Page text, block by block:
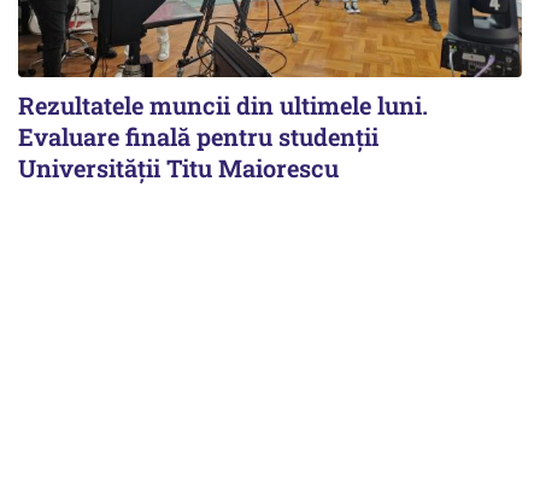
Rezultatele muncii din ultimele luni.
Evaluare finală pentru studenții
Universității Titu Maiorescu